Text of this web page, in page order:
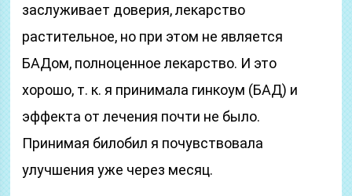
заслуживает доверия, лекарство
растительное, но при этом не является
БАДом, полноценное лекарство. И это
хорошо, т. к. я принимала гинкоум (БАД) и
эффекта от лечения почти не было.
Принимая билобил я почувствовала
улучшения уже через месяц.